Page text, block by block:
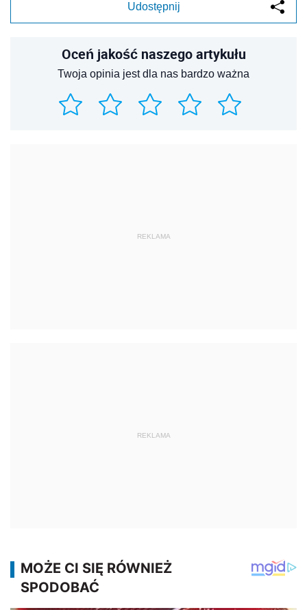
Udostępnij
Oceń jakość naszego artykułu
Twoja opinia jest dla nas bardzo ważna
REKLAMA
REKLAMA